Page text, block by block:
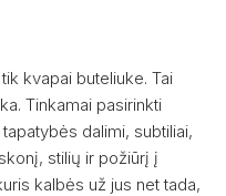
kvapai buteliuke. Tai
Tinkamai pasirinkti
dalimi, subtiliai,
stilių ir požiūrį į
kalbės už jus net tada,